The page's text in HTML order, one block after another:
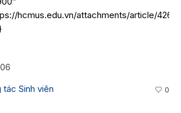
hcmus.edu.vn/attachments/article/
tác Sinh viên 0